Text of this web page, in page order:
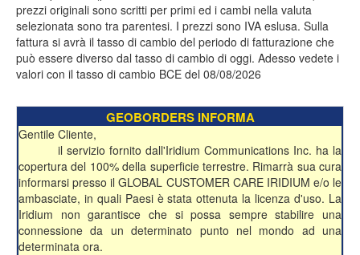
prezzi originali sono scritti per primi ed i cambi nella valuta
selezionata sono tra parentesi. I prezzi sono IVA eslusa. Sulla
fattura si avrà il tasso di cambio del periodo di fatturazione che
può essere diverso dal tasso di cambio di oggi. Adesso vedete i
valori con il tasso di cambio BCE del 08/08/2026
GEOBORDERS INFORMA
Gentile Cliente,
il servizio fornito dall'Iridium Communications Inc. ha la
copertura del 100% della superficie terrestre. Rimarrà sua cura
informarsi presso il GLOBAL CUSTOMER CARE IRIDIUM e/o le
ambasciate, in quali Paesi è stata ottenuta la licenza d'uso. La
Iridium non garantisce che si possa sempre stabilire una
connessione da un determinato punto nel mondo ad una
determinata ora.